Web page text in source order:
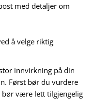
med detaljer om
å velge riktig
innvirkning på din
Først bør du vurdere
bør være lett tilgjengelig